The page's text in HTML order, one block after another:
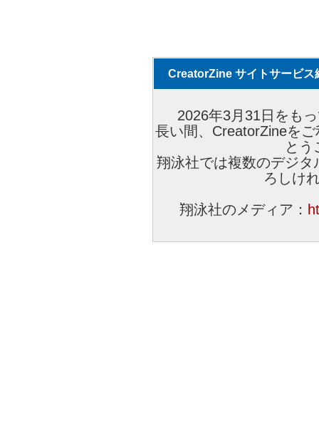
CreatorZine サイトサービス
2026年3月31日をも
長い間、CreatorZineを
とう
翔泳社では複数のデジ
ろしけ
翔泳社のメディア：